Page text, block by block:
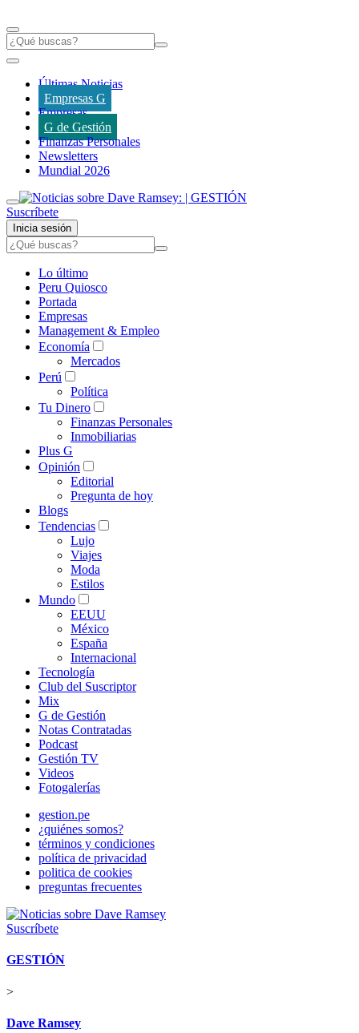
Últimas Noticias
Empresas G
Empresas
G de Gestión
Finanzas Personales
Newsletters
Mundial 2026
Suscríbete
Inicia sesión
Lo último
Peru Quiosco
Portada
Empresas
Management & Empleo
Economía
Mercados
Perú
Política
Tu Dinero
Finanzas Personales
Inmobiliarias
Plus G
Opinión
Editorial
Pregunta de hoy
Blogs
Tendencias
Lujo
Viajes
Moda
Estilos
Mundo
EEUU
México
España
Internacional
Tecnología
Club del Suscriptor
Mix
G de Gestión
Notas Contratadas
Podcast
Gestión TV
Videos
Fotogalerías
gestion.pe
¿quiénes somos?
términos y condiciones
política de privacidad
politica de cookies
preguntas frecuentes
Suscríbete
GESTIÓN
>
Dave Ramsey